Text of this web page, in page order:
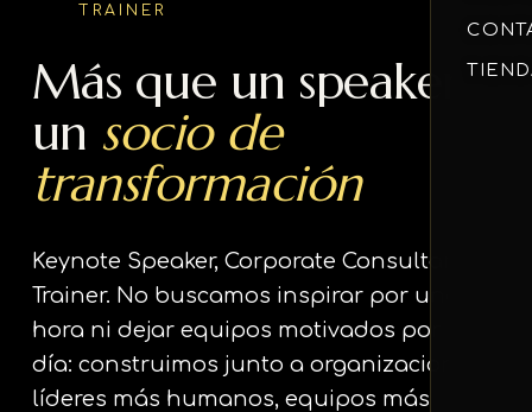
TRAINER
Más que un speaker,
un socio de
transformación
Keynote Speaker, Corporate Consultant &
Trainer. No buscamos inspirar por una
hora ni dejar equipos motivados por un
día: construimos junto a organizaciones
líderes más humanos, equipos más